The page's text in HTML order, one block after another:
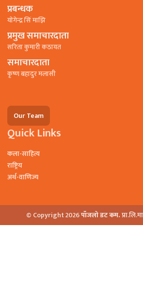
प्रबन्धक
याेगेन्द्र सिं माझि
प्रमुख समाचारदाता
सरिता कुमारी कठायत
समाचारदाता
कृष्ण बहादुर मलासी
Our Team
Quick Links
कला-साहित्य
राष्ट्रिय
अर्थ-वाणिज्य
© Copyright 2026पाँजलो डट कम.